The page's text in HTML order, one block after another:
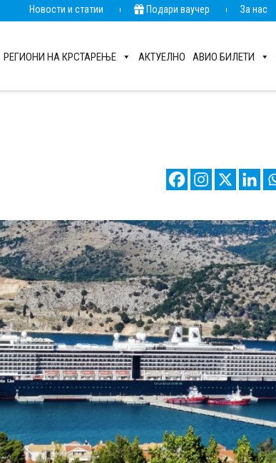
Новости и статии Подари ваучер За нас
РЕГИОНИ НА КРСТАРЕЊЕ АКТУЕЛНО АВИО БИЛЕТИ